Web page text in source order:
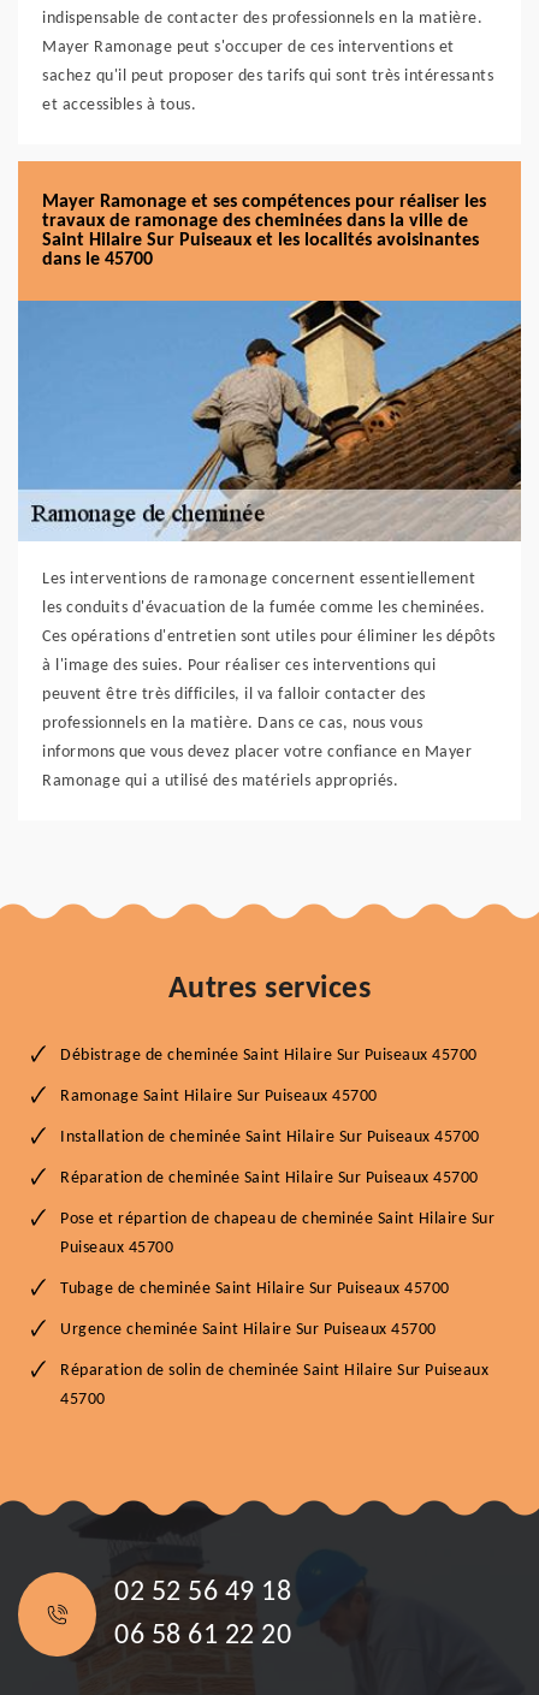
indispensable de contacter des professionnels en la matière.
Mayer Ramonage peut s'occuper de ces interventions et
sachez qu'il peut proposer des tarifs qui sont très intéressants
et accessibles à tous.
Mayer Ramonage et ses compétences pour réaliser les
travaux de ramonage des cheminées dans la ville de
Saint Hilaire Sur Puiseaux et les localités avoisinantes
dans le 45700
Les interventions de ramonage concernent essentiellement
les conduits d'évacuation de la fumée comme les cheminées.
Ces opérations d'entretien sont utiles pour éliminer les dépôts
à l'image des suies. Pour réaliser ces interventions qui
peuvent être très difficiles, il va falloir contacter des
professionnels en la matière. Dans ce cas, nous vous
informons que vous devez placer votre confiance en Mayer
Ramonage qui a utilisé des matériels appropriés.
Autres services
Débistrage de cheminée Saint Hilaire Sur Puiseaux 45700
Ramonage Saint Hilaire Sur Puiseaux 45700
Installation de cheminée Saint Hilaire Sur Puiseaux 45700
Réparation de cheminée Saint Hilaire Sur Puiseaux 45700
Pose et répartion de chapeau de cheminée Saint Hilaire Sur
Puiseaux 45700
Tubage de cheminée Saint Hilaire Sur Puiseaux 45700
Urgence cheminée Saint Hilaire Sur Puiseaux 45700
Réparation de solin de cheminée Saint Hilaire Sur Puiseaux
45700
02 52 56 49 18
06 58 61 22 20